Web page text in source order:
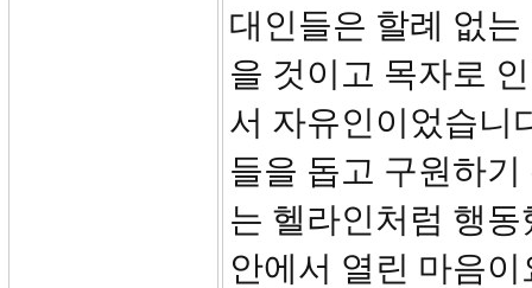
대인들은 할례 없
을 것이고 목자로
서 자유인이었습니
들을 돕고 구원하
는 헬라인처럼 행
안에서 열린 마음